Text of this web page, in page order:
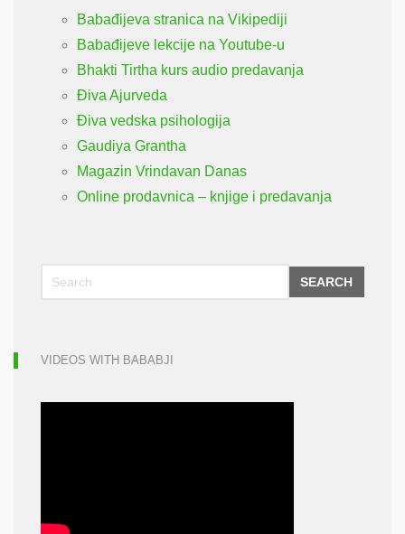
Babađijeva stranica na Vikipediji
Babađijeve lekcije na Youtube-u
Bhakti Tirtha kurs audio predavanja
Điva Ajurveda
Điva vedska psihologija
Gaudiya Grantha
Magazin Vrindavan Danas
Online prodavnica – knjige i predavanja
SEARCH
VIDEOS WITH BABABJI